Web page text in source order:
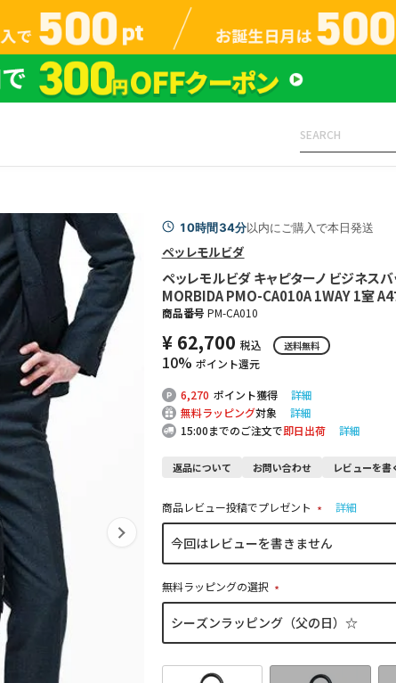
10時間34分以内にご購入で本日発送
ペッレモルビダ
ペッレモルビダ キャピターノ ビジネス
MORBIDA PMO-CA010A 1WAY 1室 A4
商品番号 PM-CA010
¥ 62,700 税込 送料無料
10% ポイント還元
6,270 ポイント獲得
詳細
無料ラッピング対象
詳細
15:00までのご注文で即日出荷 詳細
返品について お問い合わせ レビューを書
商品レビュー投稿でプレゼント
(
必
)
詳細
無料ラッピングの選択
(
必
)